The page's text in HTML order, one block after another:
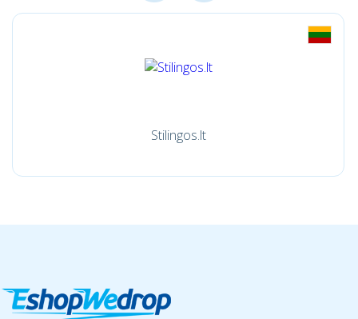
Stilingos.lt